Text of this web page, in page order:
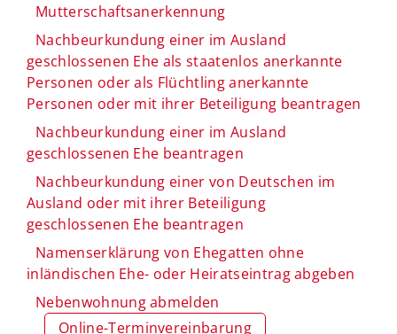
Mutterschaftsanerkennung
Nachbeurkundung einer im Ausland
geschlossenen Ehe als staatenlos anerkannte
Personen oder als Flüchtling anerkannte
Personen oder mit ihrer Beteiligung beantragen
Nachbeurkundung einer im Ausland
geschlossenen Ehe beantragen
Nachbeurkundung einer von Deutschen im
Ausland oder mit ihrer Beteiligung
geschlossenen Ehe beantragen
Namenserklärung von Ehegatten ohne
inländischen Ehe- oder Heiratseintrag abgeben
Nebenwohnung abmelden
Online-Terminvereinbarung